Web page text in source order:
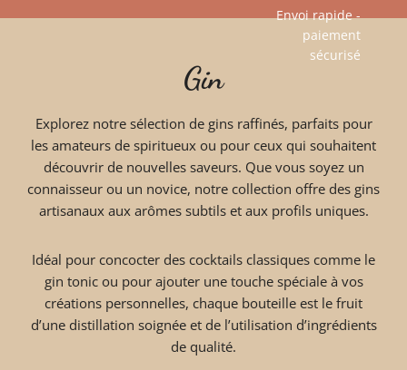
Envoi rapide -
paiement
sécurisé​
Gin
Explorez notre sélection de gins raffinés, parfaits pour
les amateurs de spiritueux ou pour ceux qui souhaitent
découvrir de nouvelles saveurs. Que vous soyez un
connaisseur ou un novice, notre collection offre des gins
artisanaux aux arômes subtils et aux profils uniques.
Idéal pour concocter des cocktails classiques comme le
gin tonic ou pour ajouter une touche spéciale à vos
créations personnelles, chaque bouteille est le fruit
d’une distillation soignée et de l’utilisation d’ingrédients
de qualité.